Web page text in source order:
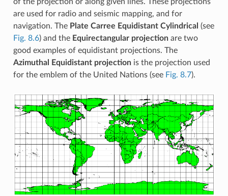
of the projection or along given lines. These projections
are used for radio and seismic mapping, and for
navigation. The Plate Carree Equidistant Cylindrical (see
Fig. 8.6) and the Equirectangular projectionare two
good examples of equidistant projections. The
Azimuthal Equidistant projectionis the projection used
for the emblem of the United Nations (see Fig. 8.7).